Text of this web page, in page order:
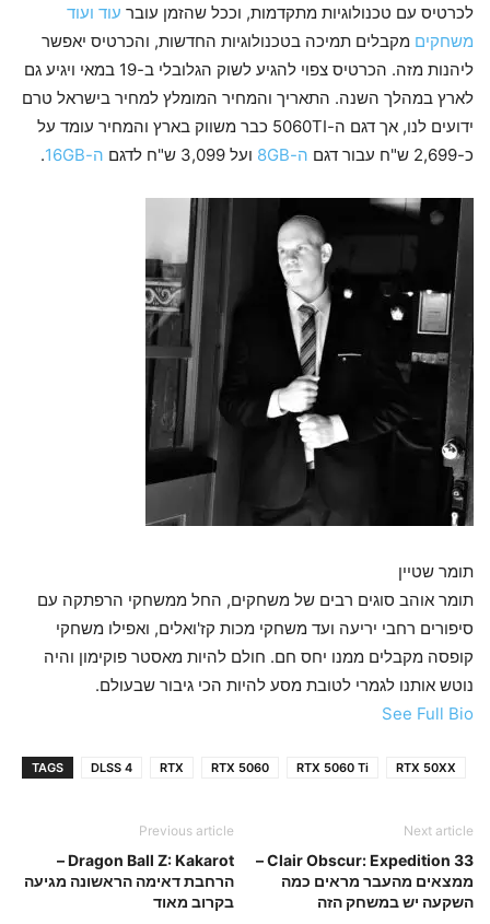
לכרטיס עם טכנולוגיות מתקדמות, וככל שהזמן עובר עוד ועוד
משחקים מקבלים תמיכה בטכנולוגיות החדשות, והכרטיס יאפשר
ליהנות מזה. הכרטיס צפוי להגיע לשוק הגלובלי ב-19 במאי ויגיע גם
לארץ במהלך השנה. התאריך והמחיר המומלץ למחיר בישראל טרם
ידועים לנו, אך דגם ה-5060TI כבר משווק בארץ והמחיר עומד על
כ-2,699 ש"ח עבור דגם
ה-8GB ועל 3,099 ש"ח לדגם ה-16GB .
תומר שטיין
תומר אוהב סוגים רבים של משחקים, החל ממשחקי הרפתקה עם
סיפורים רחבי יריעה ועד משחקי מכות קז'ואלים, ואפילו משחקי
קופסה מקבלים ממנו יחס חם. חולם להיות מאסטר פוקימון והיה
נוטש אותנו לגמרי לטובת מסע להיות הכי גיבור שבעולם.
See Full Bio
TAGS DLSS 4 RTX RTX 5060 RTX 5060 Ti RTX 50XX
Previous article
Dragon Ball Z: Kakarot –
הרחבת דאימה הראשונה מגיעה
בקרוב מאוד
Next article
Clair Obscur: Expedition 33 –
ממצאים מהעבר מראים כמה
השקעה יש במשחק הזה